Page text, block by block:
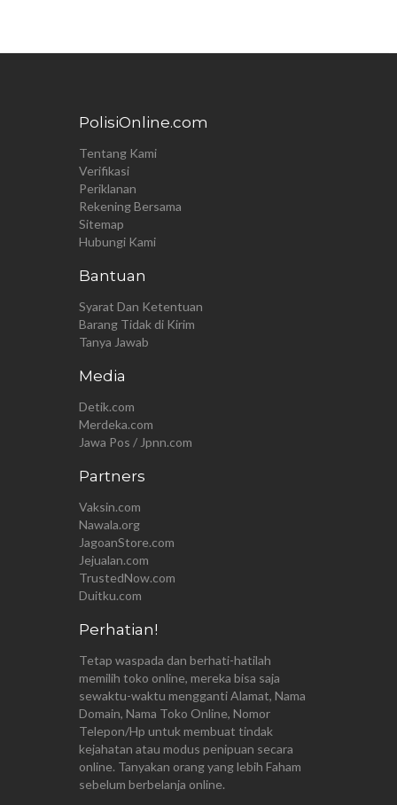
PolisiOnline.com
Tentang Kami
Verifikasi
Periklanan
Rekening Bersama
Sitemap
Hubungi Kami
Bantuan
Syarat Dan Ketentuan
Barang Tidak di Kirim
Tanya Jawab
Media
Detik.com
Merdeka.com
Jawa Pos / Jpnn.com
Partners
Vaksin.com
Nawala.org
JagoanStore.com
Jejualan.com
TrustedNow.com
Duitku.com
Perhatian!
Tetap waspada dan berhati-hatilah
memilih toko online, mereka bisa saja
sewaktu-waktu mengganti Alamat, Nama
Domain, Nama Toko Online, Nomor
Telepon/Hp untuk membuat tindak
kejahatan atau modus penipuan secara
online. Tanyakan orang yang lebih Faham
sebelum berbelanja online.